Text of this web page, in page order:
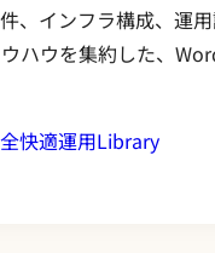
、インフラ構成、運用
ハウを集約した、
快適運用Library